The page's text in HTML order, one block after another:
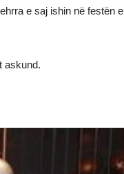
e saj ishin në festën e
askund.